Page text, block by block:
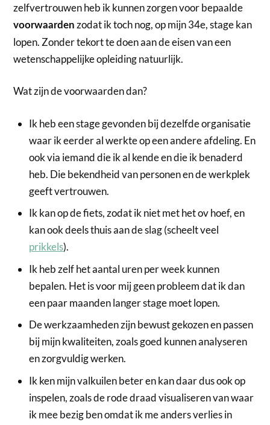
zelfvertrouwen heb ik kunnen zorgen voor bepaalde
voorwaarden zodat ik toch nog, op mijn 34e, stage kan
lopen. Zonder tekort te doen aan de eisen van een
wetenschappelijke opleiding natuurlijk.
Wat zijn de voorwaarden dan?
Ik heb een stage gevonden bij dezelfde organisatie
waar ik eerder al werkte op een andere afdeling. En
ook via iemand die ik al kende en die ik benaderd
heb. Die bekendheid van personen en de werkplek
geeft vertrouwen.
Ik kan op de fiets, zodat ik niet met het ov hoef, en
kan ook deels thuis aan de slag (scheelt veel
prikkels).
Ik heb zelf het aantal uren per week kunnen
bepalen. Het is voor mij geen probleem dat ik dan
een paar maanden langer stage moet lopen.
De werkzaamheden zijn bewust gekozen en passen
bij mijn kwaliteiten, zoals goed kunnen analyseren
en zorgvuldig werken.
Ik ken mijn valkuilen beter en kan daar dus ook op
inspelen, zoals de rode draad visualiseren van waar
ik mee bezig ben omdat ik me anders verlies in